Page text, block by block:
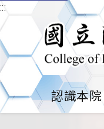
:::
認識本院